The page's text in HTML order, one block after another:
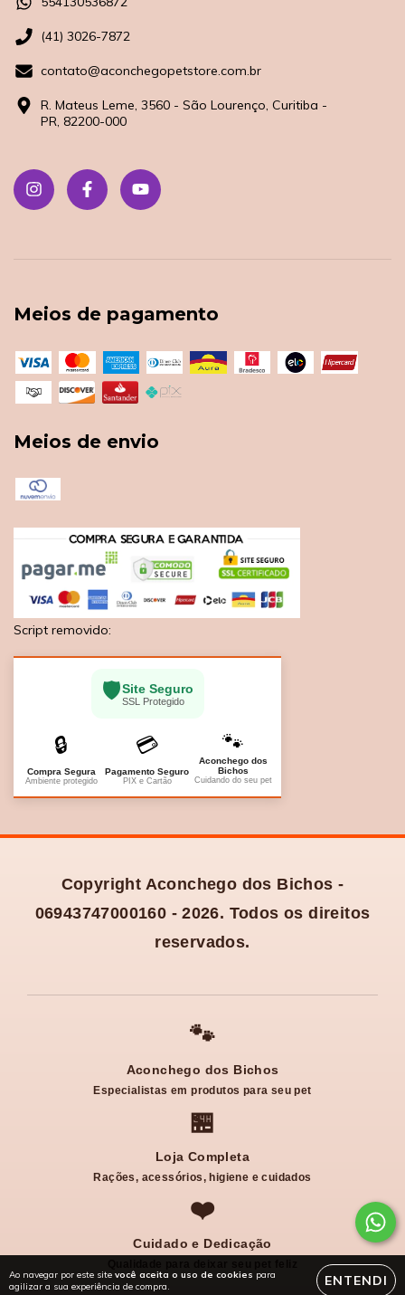
Ao navegar por este site você aceita o uso de cookies para
agilizar a sua experiência de compra.
ENTENDI
(41) 3026-7872
contato@aconchegopetstore.com.br
R. Mateus Leme, 3560 - São Lourenço, Curitiba -
PR, 82200-000
Meios de pagamento
Meios de envio
Script removido:
🛡️Site Seguro
SSL Protegido
🔒
Compra Segura
Ambiente protegido
💳
Pagamento Seguro
PIX e Cartão
🐾
Aconchego dos
Bichos
Cuidando do seu pet
Copyright Aconchego dos Bichos -
06943747000160 - 2026. Todos os direitos
reservados.
🐾
Aconchego dos Bichos
Especialistas em produtos para seu pet
🏪
Loja Completa
Rações, acessórios, higiene e cuidados
❤️
Cuidado e Dedicação